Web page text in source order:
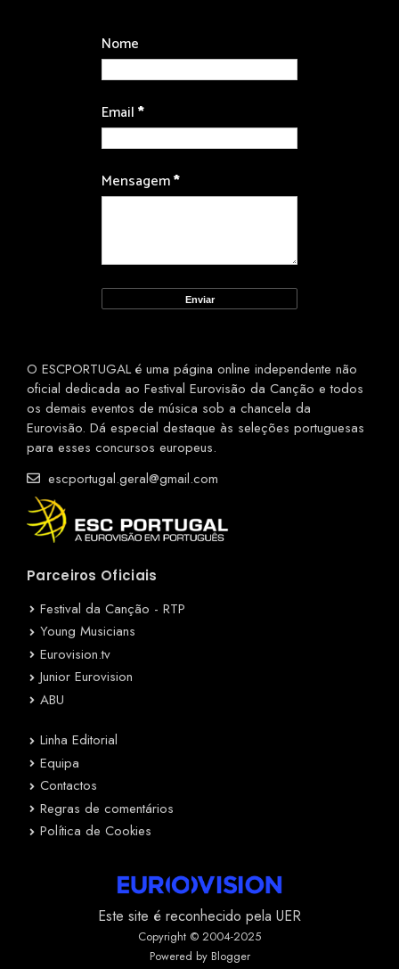
Nome
Email*
Mensagem*
O ESCPORTUGAL é uma página online independente não
oficial dedicada ao Festival Eurovisão da Canção e todos
os demais eventos de música sob a chancela da
Eurovisão. Dá especial destaque às seleções portuguesas
para esses concursos europeus.
escportugal.geral@gmail.com
Parceiros Oficiais
Festival da Canção - RTP
Young Musicians
Eurovision.tv
Junior Eurovision
ABU
Linha Editorial
Equipa
Contactos
Regras de comentários
Política de Cookies
Este site é reconhecido pela UER
Copyright © 2004-2025
Powered by Blogger